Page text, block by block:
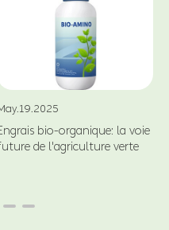
bio-organique: la voie
de l'agriculture verte